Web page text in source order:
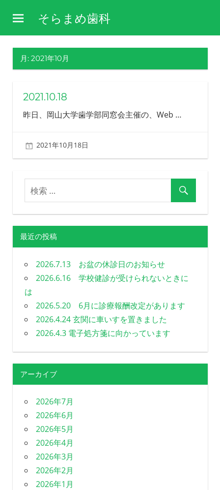
テ
そらまめ歯科
や
理
し、
の
を
え
る
歯
科
を
指
ま
月: 2021年10月
2021.10.18
昨日、岡山大学歯学部同窓会主催の、Web …
2021年10月18日
最近の投稿
2026.7.13 お盆の休診日のお知らせ
2026.6.16 学校健診が受けられないときに
は
2026.5.20 6月に診療報酬改定があります
2026.4.24 玄関に車いすを置きました
2026.4.3 電子処方箋に向かっています
アーカイブ
2026年7月
2026年6月
2026年5月
2026年4月
2026年3月
2026年2月
2026年1月